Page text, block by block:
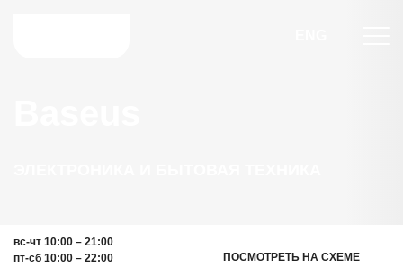
вс-чт 10:00 – 21:00
пт-сб 10:00 – 22:00
ПОСМОТРЕТЬ НА СХЕМЕ